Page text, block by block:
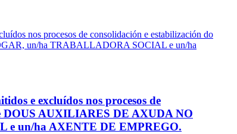
e excluídos nos procesos de
DOUS AUXILIARES DE AXUDA NO
e un/ha AXENTE DE EMPREGO.